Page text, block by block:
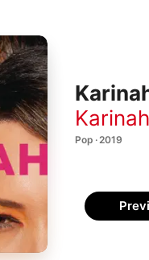
Karinah
Pop · 2019